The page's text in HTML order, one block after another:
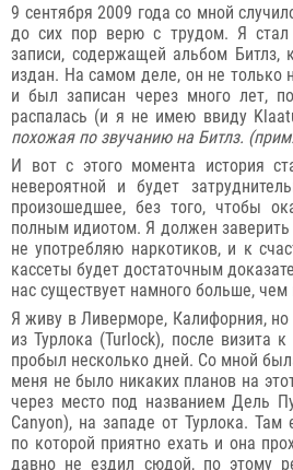
9 сентября 2009 года со мной
до сих пор верю с трудом. Я стал
записи, содержащей альбом Битлз,
издан. На самом деле, он не только
и был записан через много лет,
распалась (и я не имею ввиду
похожая по звучанию на Битлз.
И вот с этого момента история
невероятной и будет
произошедшее, без того, чтобы
полным идиотом. Я должен
не употребляю наркотиков, и к
кассеты будет достаточным
нас существует намного больше,
Я живу в Ливерморе, Калифорния,
из Турлока (Turlock), после визита
пробыл несколько дней. Со мной
меня не было никаких планов на
через место под названием Дель
Canyon), на западе от Турлока. Там
по которой приятно ехать и она
давно не ездил сюдой, по этому